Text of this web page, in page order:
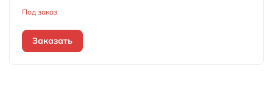
Под заказ
Заказать